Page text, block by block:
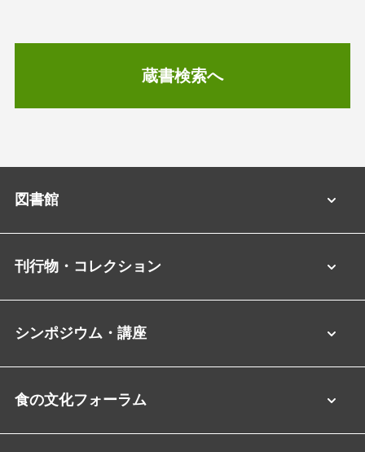
蔵書検索へ
図書館
刊行物・コレクション
シンポジウム・講座
食の文化フォーラム